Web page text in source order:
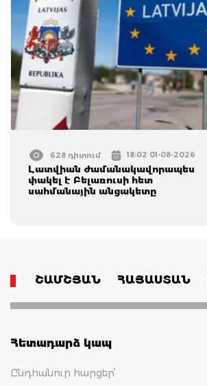
628 դիտում 18:02 01-08-2026
Լատվիան ժամանակավորապես
փակել է Բելառուսի հետ
սահմանային անցակետը
ՇԱՄՇՅԱՆ ՀԱՅԱՍՏԱՆ
Հետադարձ կապ
Ընդհանուր հարցեր՝